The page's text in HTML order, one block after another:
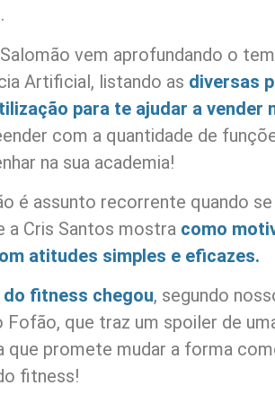
vem aprofundando o
Artificial, listando as diversas
para te ajudar a vender
com a quantidade de
na sua academia!
é assunto recorrente quando
a Cris Santos mostra como
atitudes simples e eficazes.
fitness chegou, segundo
Fofão, que traz um spoiler de
que promete mudar a forma
fitness!